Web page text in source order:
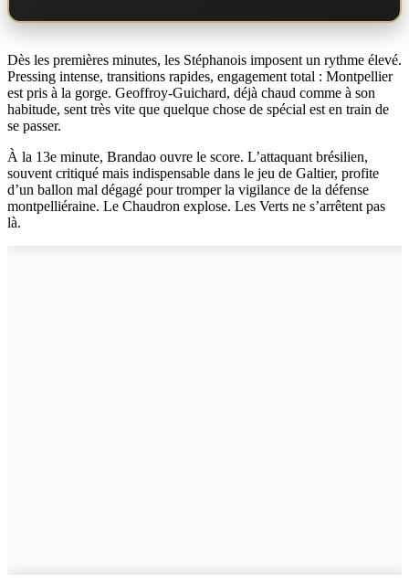
Dès les premières minutes, les Stéphanois imposent un rythme élevé.
Pressing intense, transitions rapides, engagement total : Montpellier
est pris à la gorge. Geoffroy-Guichard, déjà chaud comme à son
habitude, sent très vite que quelque chose de spécial est en train de
se passer.
À la 13e minute, Brandao ouvre le score. L’attaquant brésilien,
souvent critiqué mais indispensable dans le jeu de Galtier, profite
d’un ballon mal dégagé pour tromper la vigilance de la défense
montpelliéraine. Le Chaudron explose. Les Verts ne s’arrêtent pas
là.